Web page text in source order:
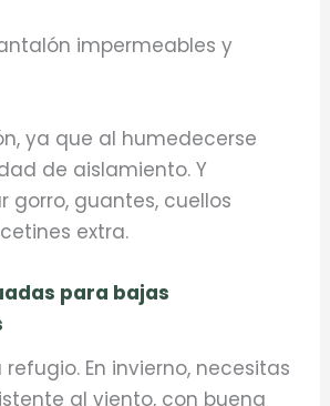
impermeables y
ya que al humedecerse
de aislamiento. Y
gorro, guantes, cuellos
extra.
para bajas
En invierno, necesitas
al viento, con buena